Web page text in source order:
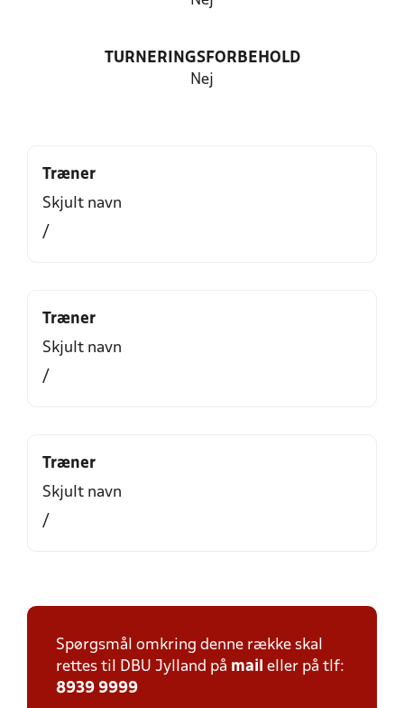
TURNERINGSFORBEHOLD
Nej
Træner
Skjult navn
/
Træner
Skjult navn
/
Træner
Skjult navn
/
Spørgsmål omkring denne række skal
rettes til DBU Jylland på mail eller på tlf:
8939 9999